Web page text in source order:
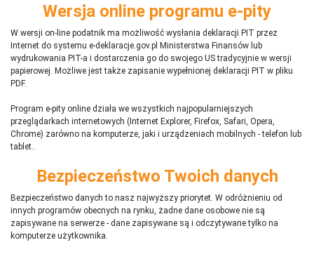
Wersja online programu e-pity
W wersji on-line podatnik ma możliwość wysłania deklaracji PIT przez
Internet do systemu e-deklaracje.gov.pl Ministerstwa Finansów lub
wydrukowania PIT-a i dostarczenia go do swojego US tradycyjnie w wersji
papierowej. Możliwe jest także zapisanie wypełnionej deklaracji PIT w pliku
PDF.
Program e-pity online działa we wszystkich najpopularniejszych
przeglądarkach internetowych (Internet Explorer, Firefox, Safari, Opera,
Chrome) zarówno na komputerze, jaki i urządzeniach mobilnych - telefon lub
tablet..
Bezpieczeństwo Twoich danych
Bezpieczeństwo danych to nasz najwyższy priorytet. W odróżnieniu od
innych programów obecnych na rynku, żadne dane osobowe nie są
zapisywane na serwerze - dane zapisywane są i odczytywane tylko na
komputerze użytkownika.